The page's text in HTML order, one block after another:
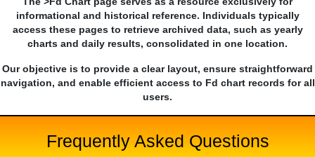
informational and historical reference. Individuals typically
access these pages to retrieve archived data, such as yearly
charts and daily results, consolidated in one location.
Our objective is to provide a clear layout, ensure straightforward
navigation, and enable efficient access to Fd chart records for all
users.
Frequently Asked Questions